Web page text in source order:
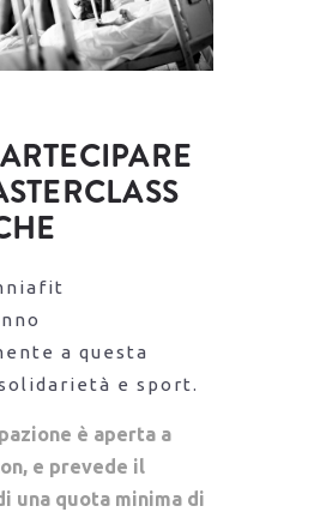
a questa
e sport.
è aperta a
e prevede il
una quota minima di